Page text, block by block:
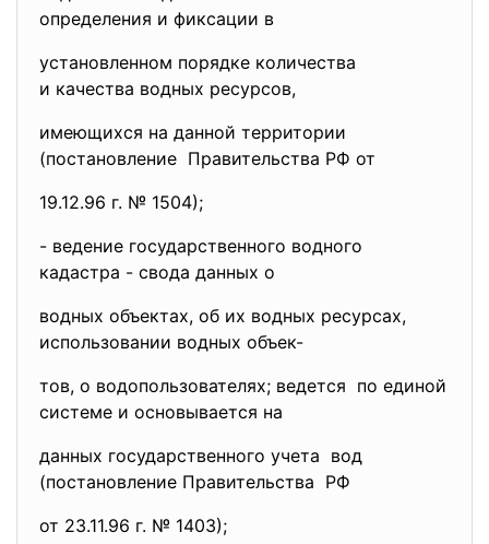
определения и фиксации в
установленном порядке количества
и качества водных ресурсов,
имеющихся на данной территории
(постановление Правительства РФ от
19.12.96 г. № 1504);
- ведение государственного водного
кадастра - свода данных о
водных объектах, об их водных ресурсах,
использовании водных объек-
тов, о водопользователях; ведется по единой
системе и основывается на
данных государственного учета вод
(постановление Правительства РФ
от 23.11.96 г. № 1403);